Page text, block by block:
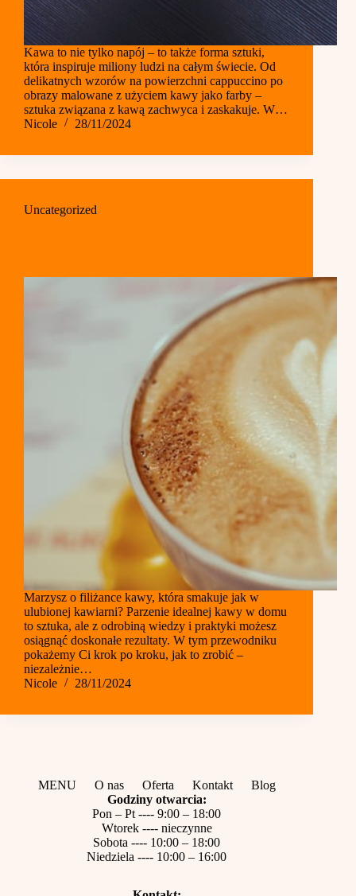
Kawa to nie tylko napój – to także forma sztuki,
która inspiruje miliony ludzi na całym świecie. Od
delikatnych wzorów na powierzchni cappuccino po
obrazy malowane z użyciem kawy jako farby –
sztuka związana z kawą zachwyca i zaskakuje. W…
Nicole
28/11/2024
Uncategorized
Marzysz o filiżance kawy, która smakuje jak w
ulubionej kawiarni? Parzenie idealnej kawy w domu
to sztuka, ale z odrobiną wiedzy i praktyki możesz
osiągnąć doskonałe rezultaty. W tym przewodniku
pokażemy Ci krok po kroku, jak to zrobić –
niezależnie…
Nicole
28/11/2024
MENU O nas Oferta Kontakt
Blog
Godziny otwarcia:
Pon – Pt ---- 9:00 – 18:00
Wtorek ---- nieczynne
Sobota ---- 10:00 – 18:00
Niedziela ---- 10:00 – 16:00